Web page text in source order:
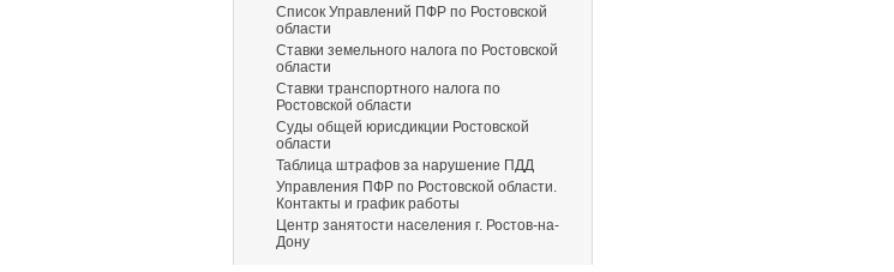
Список Управлений ПФР по Ростовской
области
Ставки земельного налога по Ростовской
области
Ставки транспортного налога по
Ростовской области
Суды общей юрисдикции Ростовской
области
Таблица штрафов за нарушение ПДД
Управления ПФР по Ростовской области.
Контакты и график работы
Центр занятости населения г. Ростов-на-
Дону